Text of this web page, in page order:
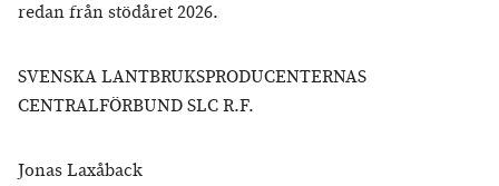
redan från stödåret 2026.
SVENSKA LANTBRUKSPRODUCENTERNAS
CENTRALFÖRBUND SLC R.F.
Jonas Laxåback